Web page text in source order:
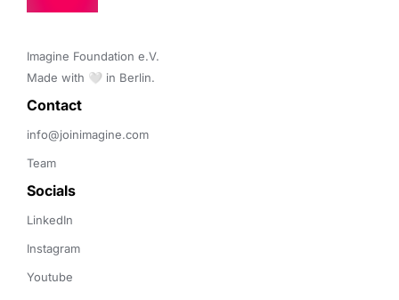
Imagine Foundation e.V.
Made with 🤍 in Berlin.
Contact
info@joinimagine.com
Team
Socials
LinkedIn
Instagram
Youtube